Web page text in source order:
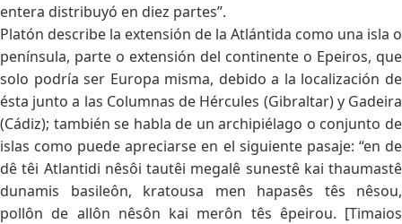
entera distribuyó en diez partes”.
Platón describe la extensión de la Atlántida como una isla o
península, parte o extensión del continente o Epeiros, que
solo podría ser Europa misma, debido a la localización de
ésta junto a las Columnas de Hércules (Gibraltar) y Gadeira
(Cádiz); también se habla de un archipiélago o conjunto de
islas como puede apreciarse en el siguiente pasaje: “en de
dê têi Atlantidi nêsôi tautêi megalê sunestê kai thaumastê
dunamis basileôn, kratousa men hapasês tês nêsou,
pollôn de allôn nêsôn kai merôn tês êpeirou. [Timaios